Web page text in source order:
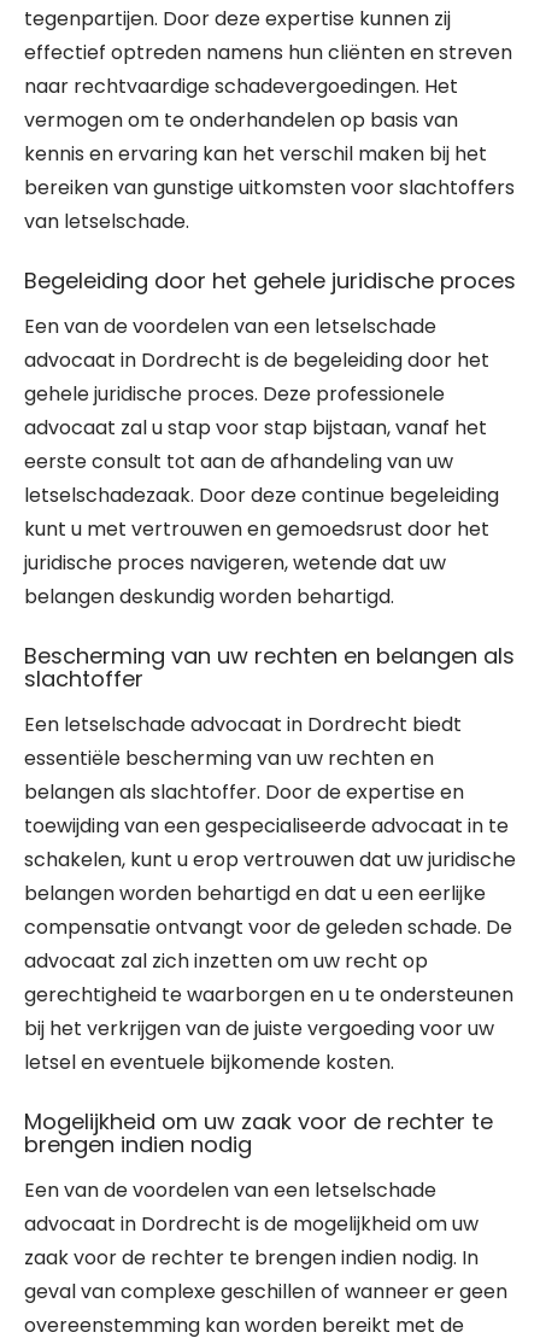
tegenpartijen. Door deze expertise kunnen zij
effectief optreden namens hun cliënten en streven
naar rechtvaardige schadevergoedingen. Het
vermogen om te onderhandelen op basis van
kennis en ervaring kan het verschil maken bij het
bereiken van gunstige uitkomsten voor slachtoffers
van letselschade.
Begeleiding door het gehele juridische proces
Een van de voordelen van een letselschade
advocaat in Dordrecht is de begeleiding door het
gehele juridische proces. Deze professionele
advocaat zal u stap voor stap bijstaan, vanaf het
eerste consult tot aan de afhandeling van uw
letselschadezaak. Door deze continue begeleiding
kunt u met vertrouwen en gemoedsrust door het
juridische proces navigeren, wetende dat uw
belangen deskundig worden behartigd.
Bescherming van uw rechten en belangen als
slachtoffer
Een letselschade advocaat in Dordrecht biedt
essentiële bescherming van uw rechten en
belangen als slachtoffer. Door de expertise en
toewijding van een gespecialiseerde advocaat in te
schakelen, kunt u erop vertrouwen dat uw juridische
belangen worden behartigd en dat u een eerlijke
compensatie ontvangt voor de geleden schade. De
advocaat zal zich inzetten om uw recht op
gerechtigheid te waarborgen en u te ondersteunen
bij het verkrijgen van de juiste vergoeding voor uw
letsel en eventuele bijkomende kosten.
Mogelijkheid om uw zaak voor de rechter te
brengen indien nodig
Een van de voordelen van een letselschade
advocaat in Dordrecht is de mogelijkheid om uw
zaak voor de rechter te brengen indien nodig. In
geval van complexe geschillen of wanneer er geen
overeenstemming kan worden bereikt met de